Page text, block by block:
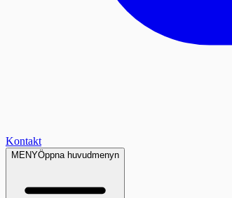
Kontakt
MENYÖppna huvudmenyn